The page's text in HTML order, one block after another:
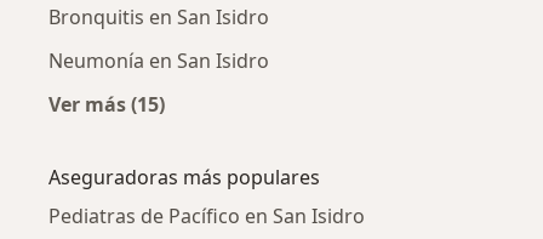
Bronquitis en San Isidro
Neumonía en San Isidro
Ver más (15)
Aseguradoras más populares
Pediatras de Pacífico en San Isidro